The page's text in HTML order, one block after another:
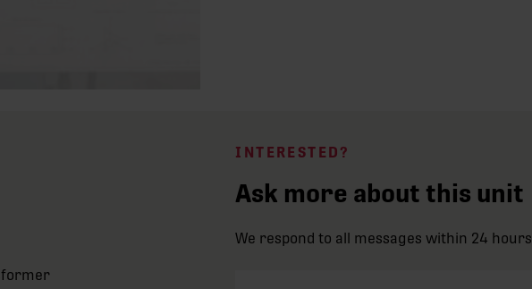
INTERESTED?
Ask more about this unit
We respond to all messages within 24 hours